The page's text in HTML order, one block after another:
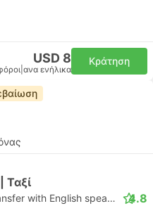
USD 8
ανα ενήλικα
Κράτηση
Ταξί
Daytrip private transfer with English speaking driver 4.8